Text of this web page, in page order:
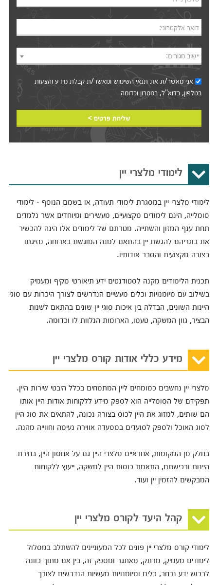
דואר אלקטרוני:
יישוב מגורים:
אני מאשר/ת אתתנאי השימושומאשר/ת קבלת מידע והצעות
בטלפון, בדוא"ל, במסרון וכדומה‎‎
שליחת פרטים >
לימודי מלצרי יין
לימודי מלצרי יין במסגרת לימודי תעודה, או בשמם הנוסף - לימודי
סומלייה, הינם לימודים מקצועיים, מעשירים ומיוחדים אשר נלמדים
תחת ענף המזון והשתייה. מטרתם של לימודים אלו הינה להכשיר
את בוגריהם להגשת יין בהתאם למנה המוגשת בארוחה, מזיגתו
בצורה מקצועית והסבר אודותיו.
תכנית הלימודים מקנה לסטודנטים ידע תיאורטי מקיף ומעמיק
בשילוב עם מיומנויות וכלים מעשיים הנדרשים לצורך היכרות עם סוגי
היינות השונים, הבדלה בין איכות סוגי יין שונים בהתאם לשנות
הבציר, גוון המשקה, טעמו, הארומות הנלוות לו וכדומה.
מידע כללי אודות קורס מלצרי יין
מלצרי יין נחשבים כמומחים ליין המתמחים בכלל היבטי שירות היין.
תפקידם של הסומלייה הוא לספק מידע ללקוחות אודות היין אותו
הם שותים, למזוג את היין לכוס בצורה נכונה, להתאים את סוג היין
לסוג האוכל ולספק לסועדים במסעדה אווירה נעימה וחווייה מהנה.
בחלק מן המקומות, אחראיים מלצרי היין גם על אחסון היין, בחירת
היינות ורכישתם, התאמת כוסות היין למשקה, ייעוץ ללקוחות
המבקשים להזמין יין ועוד.
קהל היעד לקורס מלצרי יין
לימודי קורס מלצרי יין פונים לכל המעוניינים להשתלב במסלול
לימודים מעמיק, מרתק, מאתגר ומספק זה, בין אם מתוך כוונה
לרכוש ידע נרחב, כלים ומיומנויות מעשיות הנדרשים לצורך